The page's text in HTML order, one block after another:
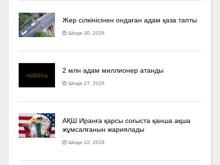
Жер сілкінісінен ондаған адам қаза тапты
Шілде 30, 2026
2 млн адам миллионер атанды
Шілде 27, 2026
АҚШ Иранға қарсы соғыста қанша ақша
жұмсалғанын жариялады
Шілде 22, 2026